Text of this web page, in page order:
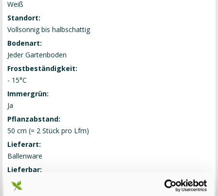
Weiß
Standort:
Vollsonnig bis halbschattig
Bodenart:
Jeder Gartenboden
Frostbeständigkeit:
- 15°C
Immergrün:
Ja
Pflanzabstand:
50 cm (= 2 Stück pro Lfm)
Lieferart:
Ballenware
Lieferbar:
Ausverkauft